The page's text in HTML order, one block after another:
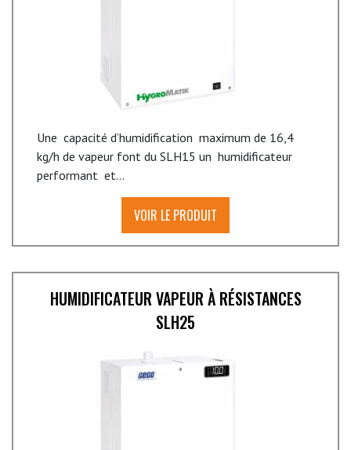
Une capacité d’humidification maximum de 16,4
kg/h de vapeur font du SLH15 un humidificateur
performant et...
VOIR LE PRODUIT
HUMIDIFICATEUR VAPEUR À RÉSISTANCES
SLH25